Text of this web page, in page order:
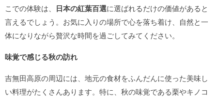
こでの体験は、 日本の紅葉百選に選ばれるだけの価値があると
言えるでしょう。お気に入りの場所で心を落ち着け、自然と一
体になりながら贅沢な時間を過ごしてみてください。
味覚で感じる秋の訪れ
吉無田高原の周辺には、地元の食材をふんだんに使った美味し
い料理がたくさんあります。特に、秋の味覚である栗やキノコ